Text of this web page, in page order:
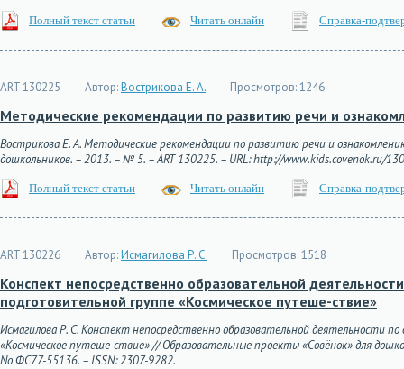
Полный текст статьи Читать онлайн Справка-
ART 130225 Автор:Вострикова Е. А. Просмотров:1246
Методические рекомендации по развитию речи и
Вострикова Е. А. Методические рекомендации по развитию речи и
дошкольников. – 2013. – № 5. – ART 130225. – URL: http://www.kids.covenok.ru/
Полный текст статьи Читать онлайн Справка-
ART 130226 Автор:Исмагилова Р. С. Просмотров:1518
Конспект непосредственно образовательной
подготовительной группе «Космическое путеше-ствие»
Исмагилова Р. С. Конспект непосредственно образовательной
«Космическое путеше-ствие» // Образовательные проекты «Совёнок» для
No ФС77-55136. – ISSN: 2307-9282.